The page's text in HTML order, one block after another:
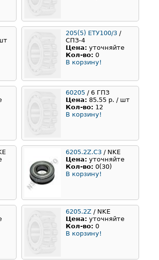
205(5) ЕТУ100/3 /
СПЗ-4
Цена: уточняйте
Кол-во: 0
В корзину!
60205 / 6 ГПЗ
Цена: 85.55 р. / шт
Кол-во: 12
В корзину!
6205.2Z.C3 / NKE
Цена: уточняйте
Кол-во: 0(30)
В корзину!
6205.2Z / NKE
Цена: уточняйте
Кол-во: 0
В корзину!